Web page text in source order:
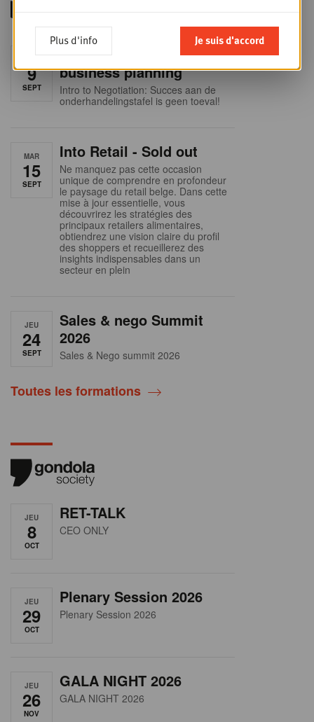
9
SEPT
Foodservice - Joint
business planning
Intro to Negotiation: Succes aan de
onderhandelingstafel is geen toeval!
MAR
15
SEPT
Into Retail - Sold out
Ne manquez pas cette occasion
unique de comprendre en profondeur
le paysage du retail belge. Dans cette
mise à jour essentielle, vous
découvrirez les stratégies des
principaux retailers alimentaires,
obtiendrez une vision claire du profil
des shoppers et recueillerez des
insights indispensables dans un
secteur en plein
JEU
24
SEPT
Sales & nego Summit
2026
Sales & Nego summit 2026
Toutes les formations
JEU
8
OCT
RET-TALK
CEO ONLY
JEU
29
OCT
Plenary Session 2026
Plenary Session 2026
JEU
26
NOV
GALA NIGHT 2026
GALA NIGHT 2026
Plus d'info Je suis d'accord